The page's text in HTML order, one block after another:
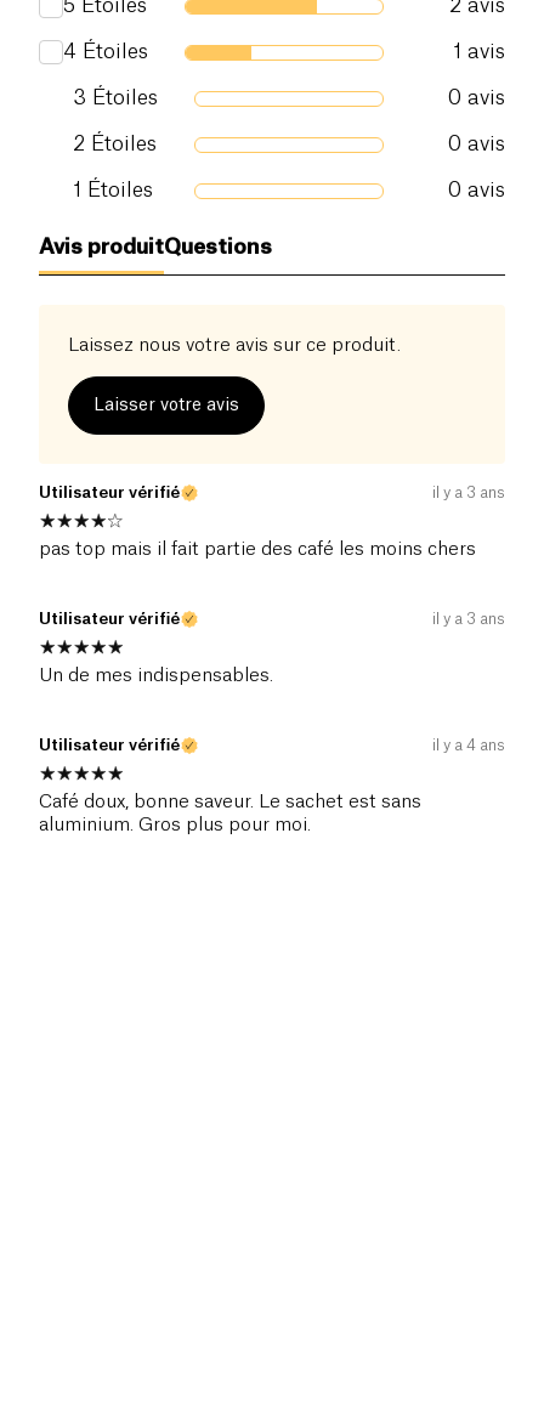
Sel (g)
5 Étoiles 2 avis
4 Étoiles 1 avis
3 Étoiles 0 avis
2 Étoiles 0 avis
1 Étoiles 0 avis
Avis produitQuestions
Laissez nous votre avis sur ce produit.
Laisser votre avis
Utilisateur vérifié il y a 3 ans
pas top mais il fait partie des café les moins chers
Utilisateur vérifié il y a 3 ans
Un de mes indispensables.
Utilisateur vérifié il y a 4 ans
Café doux, bonne saveur. Le sachet est sans
aluminium. Gros plus pour moi.